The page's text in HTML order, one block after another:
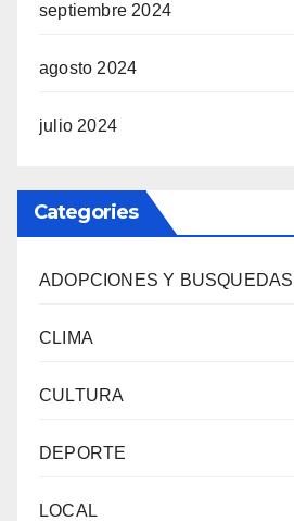
septiembre 2024
agosto 2024
julio 2024
Categories
ADOPCIONES Y
CLIMA
CULTURA
DEPORTE
LOCAL